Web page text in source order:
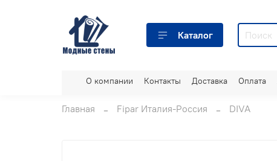
Каталог
О компании Контакты Доставка Оплата
Главная Fipar Италия-Россия DIVA